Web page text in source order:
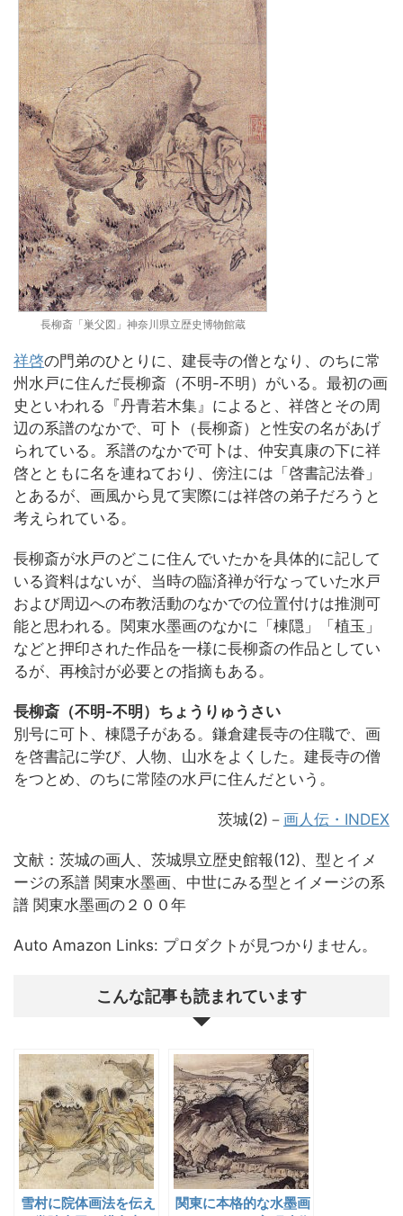
長柳斎「巣父図」神奈川県立歴史博物館蔵
祥啓の門弟のひとりに、建長寺の僧となり、のちに常
州水戸に住んだ長柳斎（不明-不明）がいる。最初の画
史といわれる『丹青若木集』によると、祥啓とその周
辺の系譜のなかで、可卜（長柳斎）と性安の名があげ
られている。系譜のなかで可卜は、仲安真康の下に祥
啓とともに名を連ねており、傍注には「啓書記法眷」
とあるが、画風から見て実際には祥啓の弟子だろうと
考えられている。
長柳斎が水戸のどこに住んでいたかを具体的に記して
いる資料はないが、当時の臨済禅が行なっていた水戸
および周辺への布教活動のなかでの位置付けは推測可
能と思われる。関東水墨画のなかに「棟隠」「植玉」
などと押印された作品を一様に長柳斎の作品としてい
るが、再検討が必要との指摘もある。
長柳斎（不明-不明）ちょうりゅうさい
別号に可卜、棟隠子がある。鎌倉建長寺の住職で、画
を啓書記に学び、人物、山水をよくした。建長寺の僧
をつとめ、のちに常陸の水戸に住んだという。
茨城(2)－ 画人伝・INDEX
文献：茨城の画人、茨城県立歴史館報(12)、型とイメ
ージの系譜 関東水墨画、中世にみる型とイメージの系
譜 関東水墨画の２００年
Auto Amazon Links: プロダクトが見つかりません。
こんな記事も読まれています
雪村に院体画法を伝え
関東に本格的な水墨画